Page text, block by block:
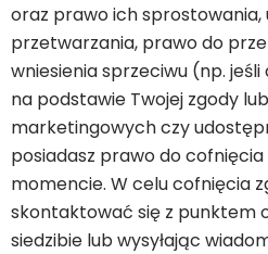
oraz prawo ich sprostowania,
przetwarzania, prawo do
wniesienia sprzeciwu (np.
na podstawie Twojej zgody
marketingowych czy
posiadasz prawo do
momencie. W celu cofnięcia
skontaktować się z punktem
siedzibie lub wysyłając